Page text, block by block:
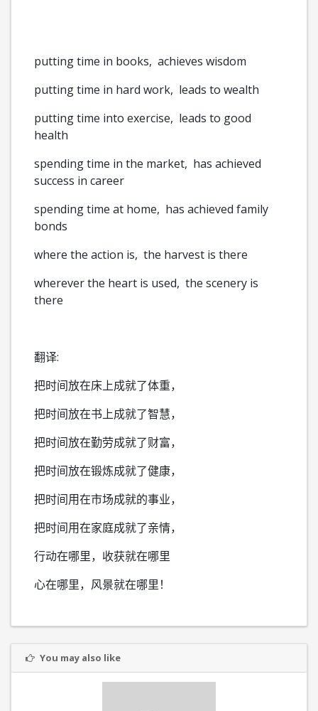
putting time in books, achieves wisdom
putting time in hard work, leads to wealth
putting time into exercise, leads to good
health
spending time in the market, has achieved
success in career
spending time at home, has achieved family
bonds
where the action is, the harvest is there
wherever the heart is used, the scenery is
there
翻译:
把时间放在床上成就了体重，
把时间放在书上成就了智慧，
把时间放在勤劳成就了财富，
把时间放在锻炼成就了健康，
把时间用在市场成就的事业，
把时间用在家庭成就了亲情，
行动在哪里，收获就在哪里
心在哪里，风景就在哪里！
You may also like